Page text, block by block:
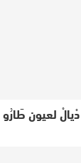
لعيون